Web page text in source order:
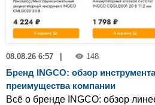
08.08.26 6:57 148
Бренд INGCO: обзор
преимущества компании
Всё о бренде INGCO: обзор